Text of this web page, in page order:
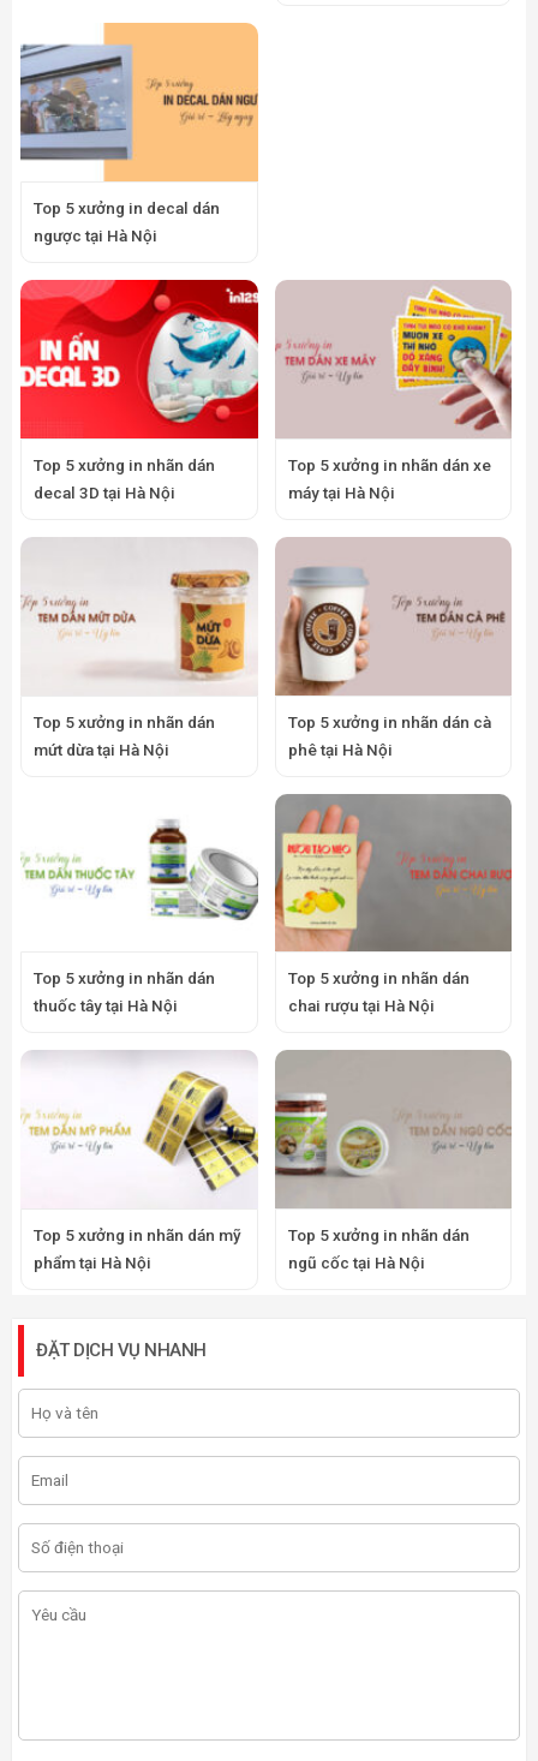
Top 5 xưởng in decal dán
ngược tại Hà Nội
Top 5 xưởng in nhãn dán
decal 3D tại Hà Nội
Top 5 xưởng in nhãn dán xe
máy tại Hà Nội
Top 5 xưởng in nhãn dán
mứt dừa tại Hà Nội
Top 5 xưởng in nhãn dán cà
phê tại Hà Nội
Top 5 xưởng in nhãn dán
thuốc tây tại Hà Nội
Top 5 xưởng in nhãn dán
chai rượu tại Hà Nội
Top 5 xưởng in nhãn dán mỹ
phẩm tại Hà Nội
Top 5 xưởng in nhãn dán
ngũ cốc tại Hà Nội
ĐẶT DỊCH VỤ NHANH